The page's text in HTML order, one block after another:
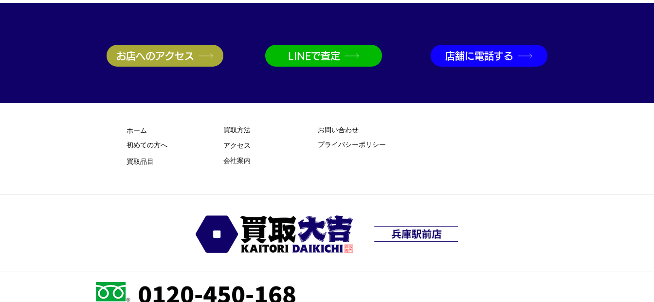
吉兵庫駅前店
庫駅前店
大吉兵庫駅前店
お店へのアクセス LINEで査定 店舗に電話する
ホーム
初めての方​へ
買取品目
買取方法
​アクセス
お問い合わせ
プライバシーポリシー
​会社案内